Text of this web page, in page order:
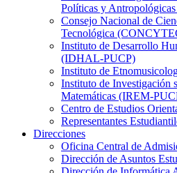
Políticas y
Consejo Nacional de
Tecnológica
Instituto de Desarrollo
(IDHAL-PUCP)
Instituto de
Instituto de Investigación
Matemáticas (IREM-
Centro de Estudios
Representantes
Direcciones
Oficina Central de
Dirección de Asuntos